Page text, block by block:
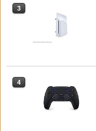
4
3
4
3
4